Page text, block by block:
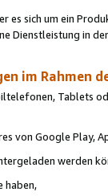
sich um ein
Dienstleistung in
im Rahmen
Tablets
von Google Play,
werden
haben,